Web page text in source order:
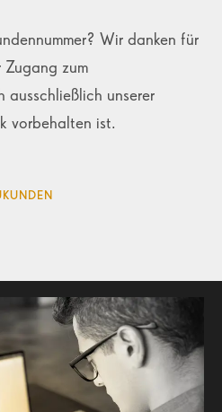
Wir danken für
Zugang zum
unserer
vorbehalten ist.